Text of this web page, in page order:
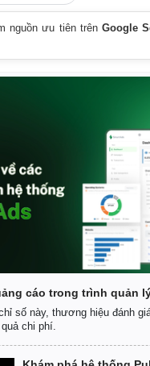
nguồn ưu tiên trênGoogle
cáo trong trình quản
số này, thương hiệu đánh
chi phí.